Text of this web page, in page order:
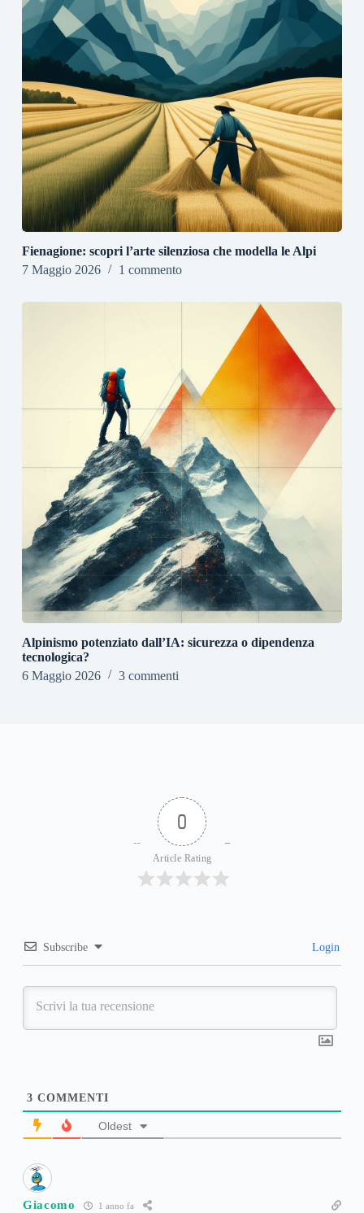
Fienagione: scopri l’arte silenziosa che modella le Alpi
7 Maggio 2026
1 commento
Alpinismo potenziato dall’IA: sicurezza o dipendenza
tecnologica?
6 Maggio 2026
3 commenti
0
Article Rating
Subscribe Login
3 COMMENTI
Oldest
Giacomo 1 anno fa